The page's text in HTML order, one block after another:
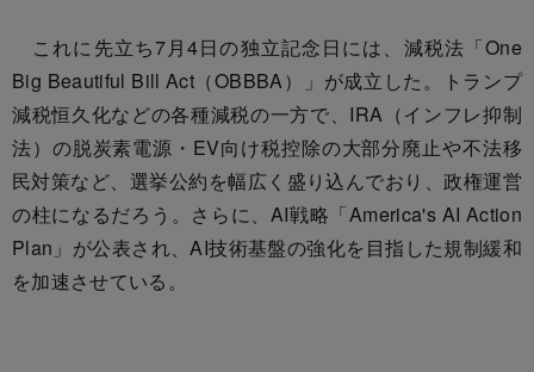
これに先立ち7月4日の独立記念日には、減税法「One
Big Beautiful Bill Act（OBBBA）」が成立した。トランプ
減税恒久化などの各種減税の一方で、IRA（インフレ抑制
法）の脱炭素電源・EV向け税控除の大部分廃止や不法移
民対策など、選挙公約を幅広く盛り込んでおり、政権運営
の柱になるだろう。さらに、AI戦略「America's AI Action
Plan」が公表され、AI技術基盤の強化を目指した規制緩和
を加速させている。